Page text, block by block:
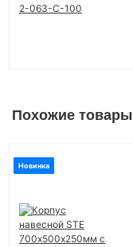
Похожие товары
Новинка